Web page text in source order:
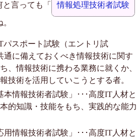
言っても「 情報処理技術者試験
スポート試験（エントリ試
通に備えておくべき情報技術に関す
、情報技術に携わる業務に就くか、
技術を活用していこうとする者。
情報技術者試験」･･･高度IT人材と
的知識・技能をもち、実践的な能力
情報技術者試験」･･･高度IT人材と